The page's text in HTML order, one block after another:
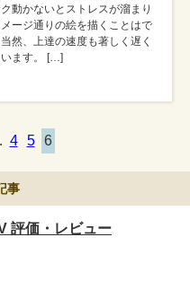
動かないとストレスが溜まり
ージ通りの絵を描くことはで
然、上達の速度も著しく遅く
ます。 […]
4 5 6
事
評価・レビュー